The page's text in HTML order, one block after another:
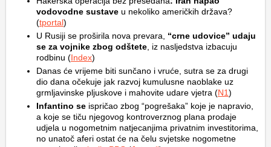
vodovodne sustave u nekoliko američkih država?
(tportal)
U Rusiji se proširila nova prevara, “crne udovice” udaju
se za vojnike zbog odštete , iz nasljedstva izbacuju
rodbinu (Index)
Danas će vrijeme biti sunčano i vruće, sutra se za drugi
dio dana očekuje jak razvoj kumulusne naoblake uz
grmljavinske pljuskove i mahovite udare vjetra (N1)
Infantino se ispričao zbog “pogrešaka” koje je napravio,
a koje se tiču njegovog kontroverznog plana prodaje
udjela u nogometnim natjecanjima privatnim investitorima,
no unatoč aferi ostat će na čelu svjetske nogometne